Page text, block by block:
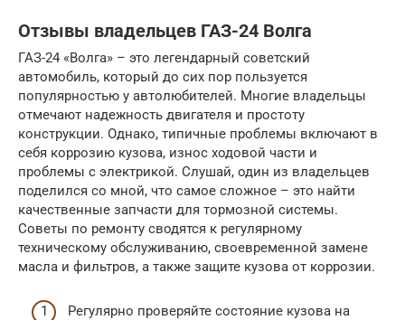
Отзывы владельцев ГАЗ-24 Волга
ГАЗ-24 «Волга» – это легендарный советский
автомобиль, который до сих пор пользуется
популярностью у автолюбителей. Многие владельцы
отмечают надежность двигателя и простоту
конструкции. Однако, типичные проблемы включают в
себя коррозию кузова, износ ходовой части и
проблемы с электрикой. Слушай, один из владельцев
поделился со мной, что самое сложное – это найти
качественные запчасти для тормозной системы.
Советы по ремонту сводятся к регулярному
техническому обслуживанию, своевременной замене
масла и фильтров, а также защите кузова от коррозии.
Регулярно проверяйте состояние кузова на